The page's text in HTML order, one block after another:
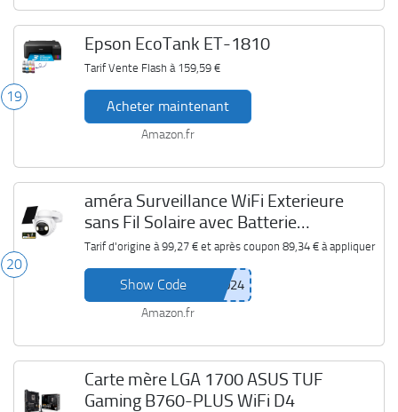
19
Epson EcoTank ET-1810
Tarif Vente Flash à 159,59 €
Acheter maintenant
Amazon.fr
20
améra Surveillance WiFi Exterieure
sans Fil Solaire avec Batterie
15000mAh Imou 2K
Tarif d'origine à99,27 €et après coupon 89,34 €à appliquer
Show Code
Amazon.fr
Carte mère LGA 1700 ASUS TUF
Gaming B760-PLUS WiFi D4